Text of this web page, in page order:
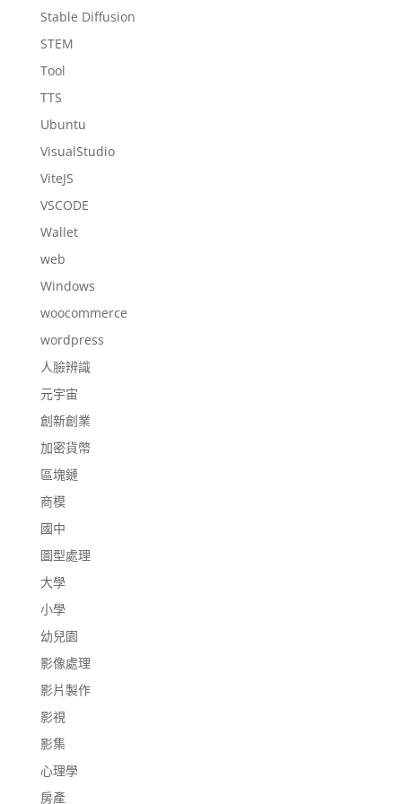
Stable Diffusion
STEM
Tool
TTS
Ubuntu
VisualStudio
ViteJS
VSCODE
Wallet
web
Windows
woocommerce
wordpress
人臉辨識
元宇宙
創新創業
加密貨幣
區塊鏈
商模
國中
圖型處理
大學
小學
幼兒園
影像處理
影片製作
影視
影集
心理學
房產